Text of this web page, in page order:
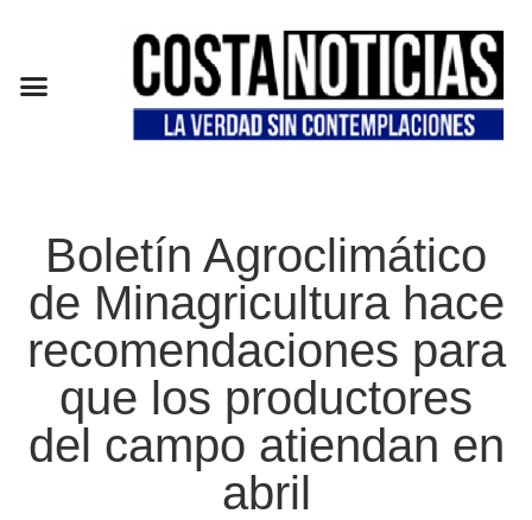
Boletín Agroclimático
de Minagricultura hace
recomendaciones para
que los productores
del campo atiendan en
abril